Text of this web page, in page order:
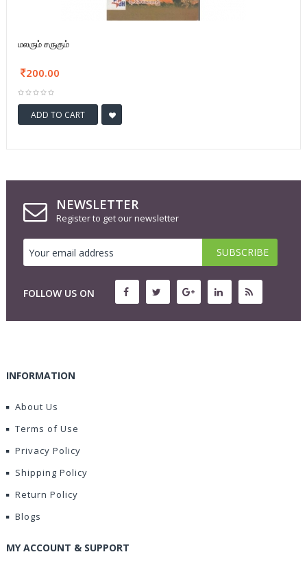
மலரும் சருகும்
200.00
ADD TO CART
NEWSLETTER
Register to get our newsletter
FOLLOW US ON
INFORMATION
About Us
Terms of Use
Privacy Policy
Shipping Policy
Return Policy
Blogs
MY ACCOUNT & SUPPORT